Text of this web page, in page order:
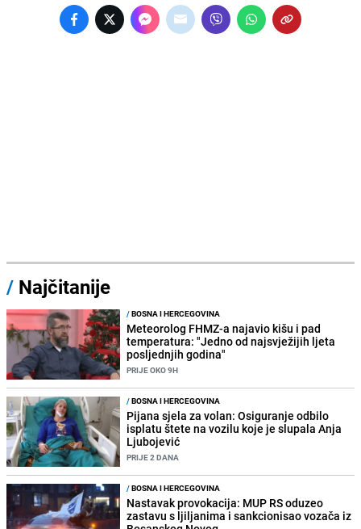
/ Najčitanije
/BOSNA I HERCEGOVINA
Meteorolog FHMZ-a najavio kišu i pad
temperatura: "Jedno od najsvježijih ljeta
posljednjih godina"
PRIJE OKO 9H
/BOSNA I HERCEGOVINA
Pijana sjela za volan: Osiguranje odbilo
isplatu štete na vozilu koje je slupala Anja
Ljubojević
PRIJE 2 DANA
/BOSNA I HERCEGOVINA
Nastavak provokacija: MUP RS oduzeo
zastavu s ljiljanima i sankcionisao vozača iz